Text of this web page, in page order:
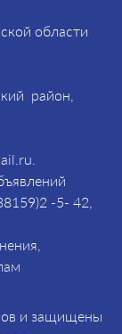
области
район,
-5- 42,
и защищены